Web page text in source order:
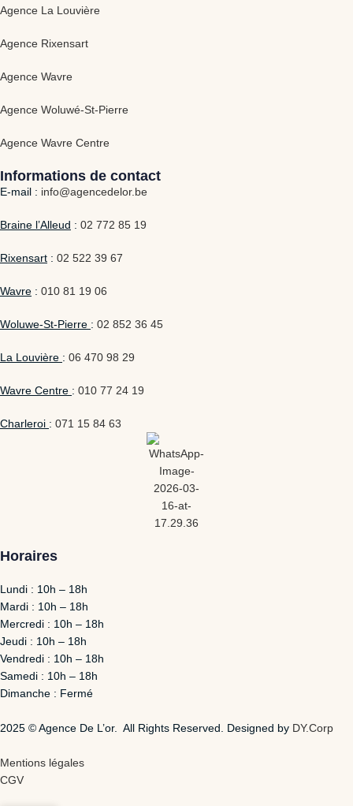
Agence La Louvière
Agence Rixensart
Agence Wavre
Agence Woluwé-St-Pierre
Agence Wavre Centre
Informations de contact
E-mail : info@agencedelor.be
Braine l’Alleud : 02 772 85 19
Rixensart : 02 522 39 67
Wavre : 010 81 19 06
Woluwe-St-Pierre : 02 852 36 45
La Louvière : 06 470 98 29
Wavre Centre : 010 77 24 19
Charleroi : 071 15 84 63
Horaires
Lundi : 10h – 18h
Mardi : 10h – 18h
Mercredi : 10h – 18h
Jeudi : 10h – 18h
Vendredi : 10h – 18h
Samedi : 10h – 18h
Dimanche : Fermé
2025 © Agence De L’or. All Rights Reserved. Designed by DY.Corp
Mentions légales
CGV